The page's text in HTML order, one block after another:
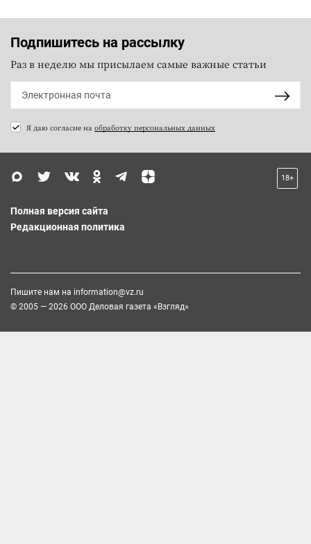
Подпишитесь на рассылку
Раз в неделю мы присылаем самые важные статьи
Я даю согласие на обработку персональных данных
18+
Полная версия сайта
Редакционная политика
Пишите нам на information@vz.ru
© 2005 — 2026 ООО Деловая газета «Взгляд»